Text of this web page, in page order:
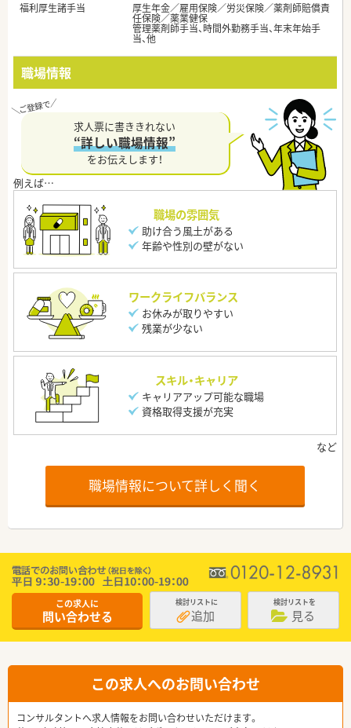
福利厚生諸手当
厚生年金／雇用保険／労災保険／薬剤師賠償責
任保険／薬業健保
管理薬剤師手当、時間外勤務手当、年末年始手
当、他
職場情報
求人票に書ききれない
“詳しい職場情報”
をお伝えします！
職場の雰囲気
助け合う風土がある
年齢や性別の壁がない
ワークライフバランス
お休みが取りやすい
残業が少ない
スキル・キャリア
キャリアアップ可能な職場
資格取得支援が充実
職場情報について詳しく聞く
この求人に
問い合わせる
検討リストに
追加
検討リストを
見る
この求人へのお問い合わせ
コンサルタントへ求人情報をお問い合わせいただけます。